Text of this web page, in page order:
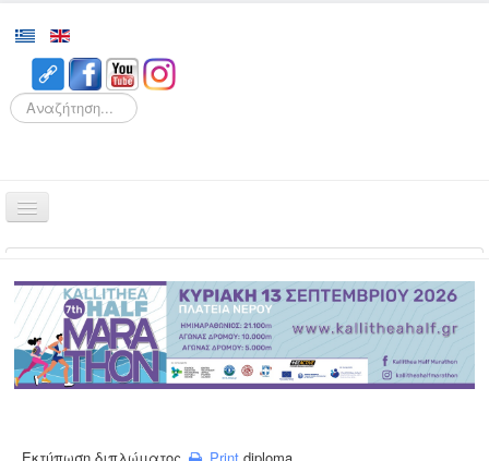
Search
Αγώνες
Διοργάνωση
Εθελοντισμός